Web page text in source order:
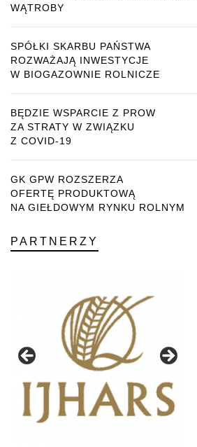
WĄTROBY
SPÓŁKI SKARBU PAŃSTWA
ROZWAŻAJĄ INWESTYCJE
W BIOGAZOWNIE ROLNICZE
BĘDZIE WSPARCIE Z PROW
ZA STRATY W ZWIĄZKU
Z COVID-19
GK GPW ROZSZERZA
OFERTĘ PRODUKTOWĄ
NA GIEŁDOWYM RYNKU ROLNYM
PARTNERZY